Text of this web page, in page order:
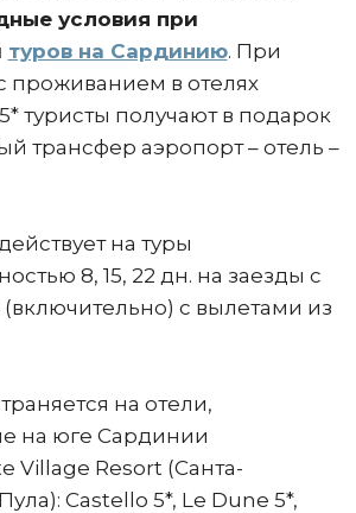
условия при
туров на Сардинию. При
проживанием в отелях
туристы получают в подарок
трансфер аэропорт – отель –
на туры
8, 15, 22 дн. на заезды с
(включительно) с вылетами из
на отели,
на юге Сардинии
Village Resort (Санта-
Castello 5*, Le Dune 5*,